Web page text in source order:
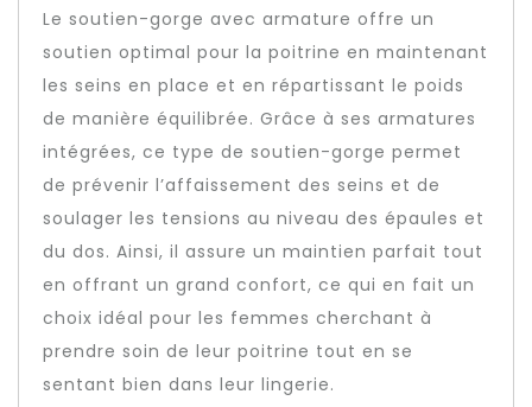
Le soutien-gorge avec armature offre un
soutien optimal pour la poitrine en maintenant
les seins en place et en répartissant le poids
de manière équilibrée. Grâce à ses armatures
intégrées, ce type de soutien-gorge permet
de prévenir l’affaissement des seins et de
soulager les tensions au niveau des épaules et
du dos. Ainsi, il assure un maintien parfait tout
en offrant un grand confort, ce qui en fait un
choix idéal pour les femmes cherchant à
prendre soin de leur poitrine tout en se
sentant bien dans leur lingerie.